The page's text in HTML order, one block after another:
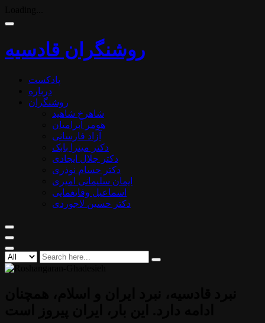
روشنگران قادسیه
پادکست
درباره
روشنگران
شاهرخ شاهید
هومر آبرامیان
آزاد فارسانی
دکتر میترا بابک
دکتر جلال ایجادی
دکتر حسام نوذری
ایمان سلیمانی امیری
اسماعیل وفایغمایی
دکتر حسین لاجوردی